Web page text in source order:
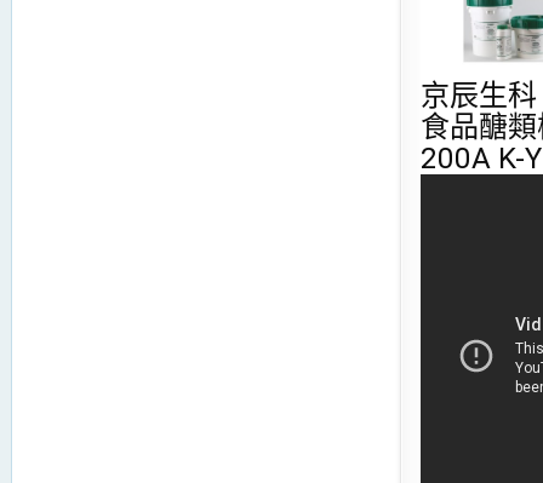
京辰生
食品醣類
200A K-